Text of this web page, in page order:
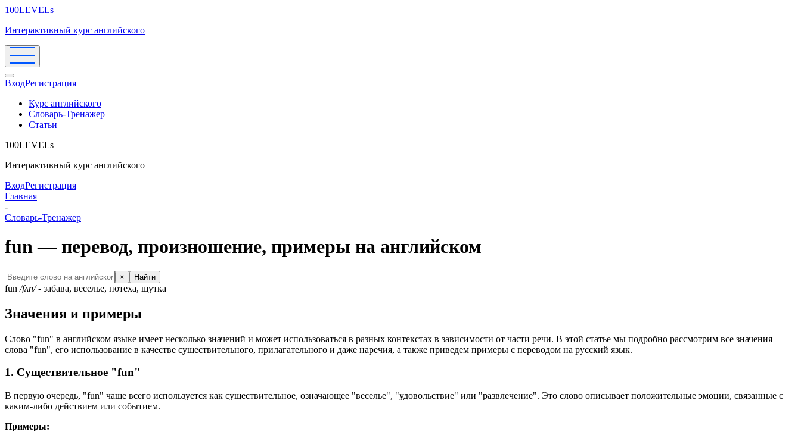
100LEVELs
Интерактивный курс английского
ВходРегистрация
Курс английского
Словарь-Тренажер
Статьи
100LEVELs
Интерактивный курс английского
ВходРегистрация
Главная
-
Словарь-Тренажер
fun — перевод, произношение, примеры на английском
× Найти
fun /fʌn/- забава, веселье, потеха, шутка
Значения и примеры
Слово "fun" в английском языке имеет несколько значений и может использоваться в разных контекстах в зависимости от части речи. В этой статье мы подробно рассмотрим все значения
слова "fun", его использование в качестве существительного, прилагательного и даже наречия, а также приведем примеры с переводом на русский язык.
1. Существительное "fun"
В первую очередь, "fun" чаще всего используется как существительное, означающее "веселье", "удовольствие" или "развлечение". Это слово описывает положительные эмоции, связанные с
каким-либо действием или событием.
Примеры: